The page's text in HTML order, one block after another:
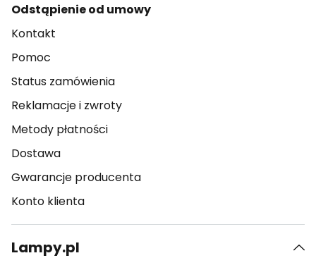
Odstąpienie od umowy
Kontakt
Pomoc
Status zamówienia
Reklamacje i zwroty
Metody płatności
Dostawa
Gwarancje producenta
Konto klienta
Lampy.pl